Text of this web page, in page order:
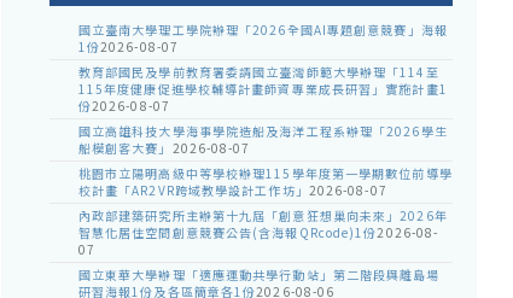
國立臺南大學理工學院辦理「2026全國AI專題創意競賽」海報
1份2026-08-07
教育部國民及學前教育署委請國立臺灣師範大學辦理「114至
115年度健康促進學校輔導計畫師資專業成長研習」實施計畫1
份2026-08-07
國立高雄科技大學海事學院造船及海洋工程系辦理「2026學生
船模創客大賽」 2026-08-07
桃園市立陽明高級中等學校辦理115學年度第一學期數位前導學
校計畫「AR2VR跨域教學設計工作坊」 2026-08-07
內政部建築研究所主辦第十九屆「創意狂想巢向未來」2026年
智慧化居住空間創意競賽公告(含海報QRcode)1份2026-08-
07
國立東華大學辦理「適應運動共學行動站」第二階段與離島場
研習海報1份及各區簡章各1份2026-08-06